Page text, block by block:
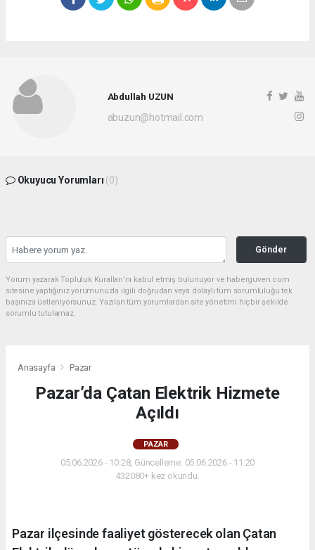
Abdullah UZUN
abuzun@hotmail.com
Okuyucu Yorumları (0)
Gönder
Yorum yazarak Topluluk Kuralları’nı kabul etmiş bulunuyor ve haberguven.com
sitesine yaptığınız yorumunuzla ilgili doğrudan veya dolaylı tüm sorumluluğu tek
başınıza üstleniyorsunuz. Yazılan tüm yorumlardan site yönetimi hiçbir şekilde
sorumlu tutulamaz.
Anasayfa Pazar
Pazar’da Çatan Elektrik Hizmete
Açıldı
PAZAR
05.06.2026 - 10:28, Güncelleme: 05.06.2026 - 11:20
432080+ kez okundu.
Pazar ilçesinde faaliyet gösterecek olan Çatan